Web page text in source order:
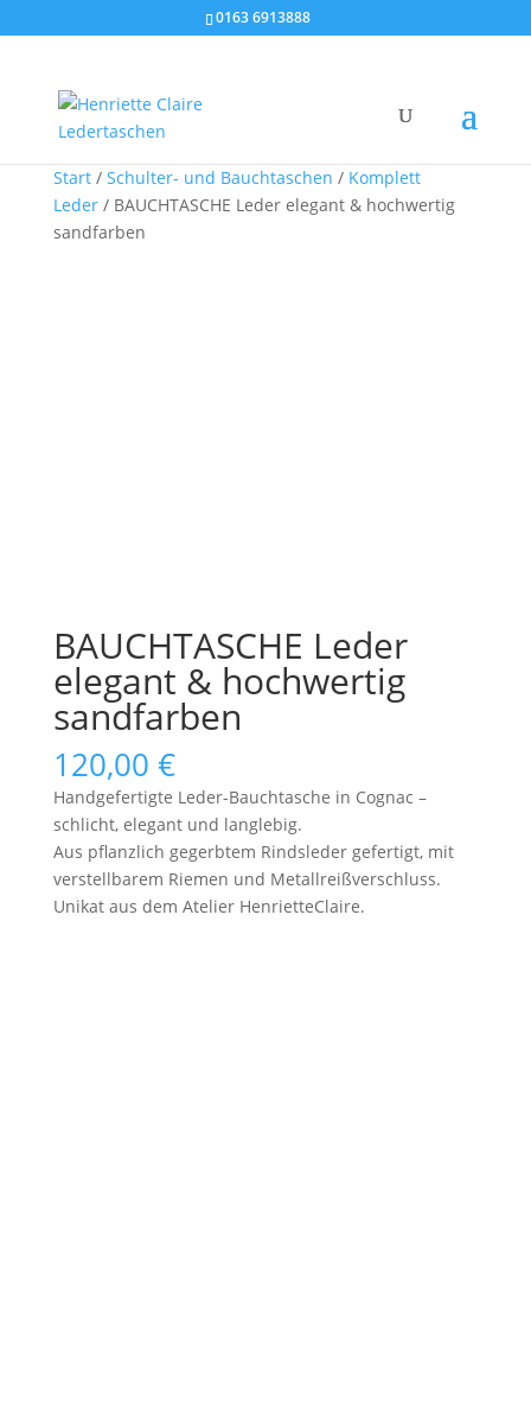
0163 6913888
Start/ Schulter- und Bauchtaschen / Komplett
Leder/ BAUCHTASCHE Leder elegant & hochwertig
sandfarben
BAUCHTASCHE Leder
elegant & hochwertig
sandfarben
120,00 €
Handgefertigte Leder-Bauchtasche in Cognac –
schlicht, elegant und langlebig.
Aus pflanzlich gegerbtem Rindsleder gefertigt, mit
verstellbarem Riemen und Metallreißverschluss.
Unikat aus dem Atelier HenrietteClaire.